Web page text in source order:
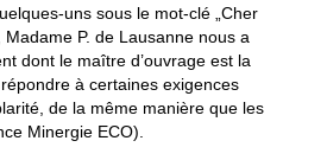
uns sous le mot-clé „Cher
Madame P. de Lausanne nous a
dont le maître d’ouvrage est la
à certaines exigences
de la même manière que les
Minergie ECO).